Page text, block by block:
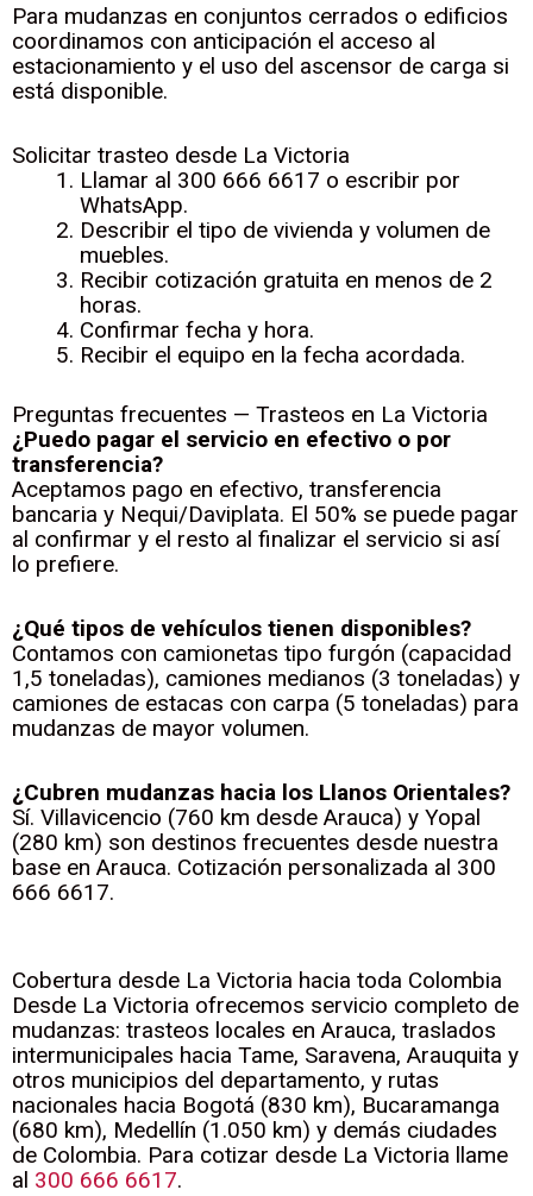
Para mudanzas en conjuntos cerrados o edificios
coordinamos con anticipación el acceso al
estacionamiento y el uso del ascensor de carga si
está disponible.
Solicitar trasteo desde La Victoria
Llamar al 300 666 6617 o escribir por
WhatsApp.
Describir el tipo de vivienda y volumen de
muebles.
Recibir cotización gratuita en menos de 2
horas.
Confirmar fecha y hora.
Recibir el equipo en la fecha acordada.
Preguntas frecuentes — Trasteos en La Victoria
¿Puedo pagar el servicio en efectivo o por
transferencia?
Aceptamos pago en efectivo, transferencia
bancaria y Nequi/Daviplata. El 50% se puede pagar
al confirmar y el resto al finalizar el servicio si así
lo prefiere.
¿Qué tipos de vehículos tienen disponibles?
Contamos con camionetas tipo furgón (capacidad
1,5 toneladas), camiones medianos (3 toneladas) y
camiones de estacas con carpa (5 toneladas) para
mudanzas de mayor volumen.
¿Cubren mudanzas hacia los Llanos Orientales?
Sí. Villavicencio (760 km desde Arauca) y Yopal
(280 km) son destinos frecuentes desde nuestra
base en Arauca. Cotización personalizada al 300
666 6617.
Cobertura desde La Victoria hacia toda Colombia
Desde La Victoria ofrecemos servicio completo de
mudanzas: trasteos locales en Arauca, traslados
intermunicipales hacia Tame, Saravena, Arauquita y
otros municipios del departamento, y rutas
nacionales hacia Bogotá (830 km), Bucaramanga
(680 km), Medellín (1.050 km) y demás ciudades
de Colombia. Para cotizar desde La Victoria llame
al 300 666 6617.